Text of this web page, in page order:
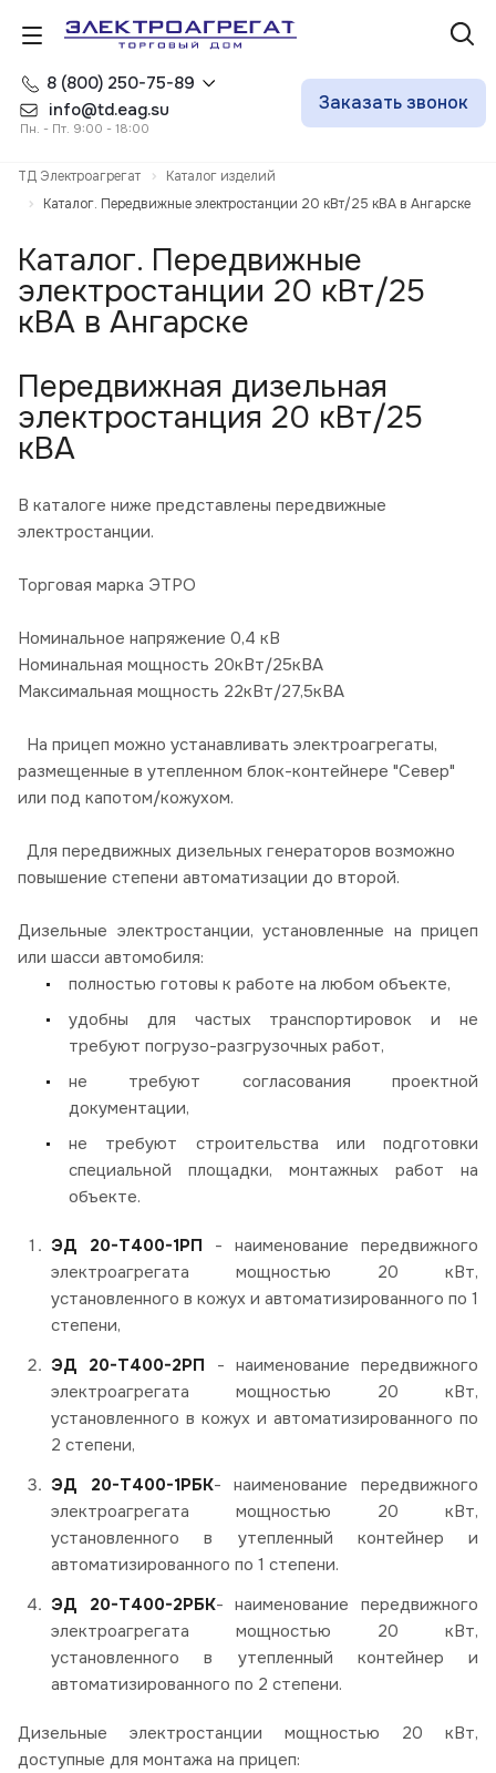
8 (800) 250-75-89
info@td.eag.su
Пн. - Пт. 9:00 - 18:00
Заказать звонок
ТД Электроагрегат
Каталог изделий
Каталог. Передвижные электростанции 20 кВт/25 кВА в Ангарске
Каталог. Передвижные
электростанции 20 кВт/25
кВА в Ангарске
Передвижная дизельная
электростанция 20 кВт/25
кВА
В каталоге ниже представлены передвижные
электростанции.
Торговая марка ЭТРО
Номинальное напряжение 0,4 кВ
Номинальная мощность 20кВт/25кВА
Максимальная мощность 22кВт/27,5кВА
На прицеп можно устанавливать электроагрегаты,
размещенные в утепленном блок-контейнере "Север"
или под капотом/кожухом.
Для передвижных дизельных генераторов возможно
повышение степени автоматизации до второй.
Дизельные электростанции, установленные на прицеп
или шасси автомобиля:
полностью готовы к работе на любом объекте,
удобны для частых транспортировок и не
требуют погрузо-разгрузочных работ,
не требуют согласования проектной
документации,
не требуют строительства или подготовки
специальной площадки, монтажных работ на
объекте.
ЭД 20-Т400-1РП - наименование передвижного
электроагрегата мощностью 20 кВт,
установленного в кожух и автоматизированного по 1
степени,
ЭД 20-Т400-2РП - наименование передвижного
электроагрегата мощностью 20 кВт,
установленного в кожух и автоматизированного по
2 степени,
ЭД 20-Т400-1РБК- наименование передвижного
электроагрегата мощностью 20 кВт,
установленного в утепленный контейнер и
автоматизированного по 1 степени.
ЭД 20-Т400-2РБК- наименование передвижного
электроагрегата мощностью 20 кВт,
установленного в утепленный контейнер и
автоматизированного по 2 степени.
Дизельные электростанции мощностью 20 кВт,
доступные для монтажа на прицеп: